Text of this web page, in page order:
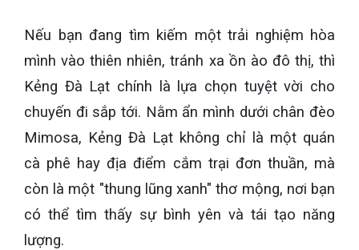
Nếu bạn đang tìm kiếm một trải nghiệm hòa
mình vào thiên nhiên, tránh xa ồn ào đô thị, thì
Kẻng Đà Lạt chính là lựa chọn tuyệt vời cho
chuyến đi sắp tới. Nằm ẩn mình dưới chân đèo
Mimosa, Kẻng Đà Lạt không chỉ là một quán
cà phê hay địa điểm cắm trại đơn thuần, mà
còn là một "thung lũng xanh" thơ mộng, nơi bạn
có thể tìm thấy sự bình yên và tái tạo năng
lượng.